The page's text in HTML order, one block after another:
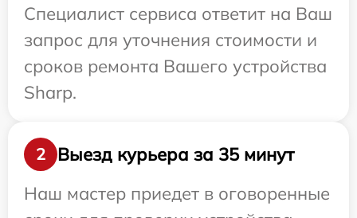
Специалист сервиса ответит на Ваш
запрос для уточнения стоимости и
сроков ремонта Вашего устройства
Sharp.
2
Выезд курьера за 35 минут
Наш мастер приедет в оговоренные